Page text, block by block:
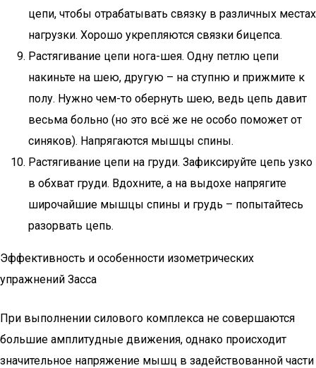
цепи, чтобы отрабатывать связку в различных местах
нагрузки. Хорошо укрепляются связки бицепса.
Растягивание цепи нога-шея. Одну петлю цепи
накиньте на шею, другую – на ступню и прижмите к
полу. Нужно чем-то обернуть шею, ведь цепь давит
весьма больно (но это всё же не особо поможет от
синяков). Напрягаются мышцы спины.
Растягивание цепи на груди. Зафиксируйте цепь узко
в обхват груди. Вдохните, а на выдохе напрягите
широчайшие мышцы спины и грудь – попытайтесь
разорвать цепь.
Эффективность и особенности изометрических
упражнений Засса
При выполнении силового комплекса не совершаются
большие амплитудные движения, однако происходит
значительное напряжение мышц в задействованной части